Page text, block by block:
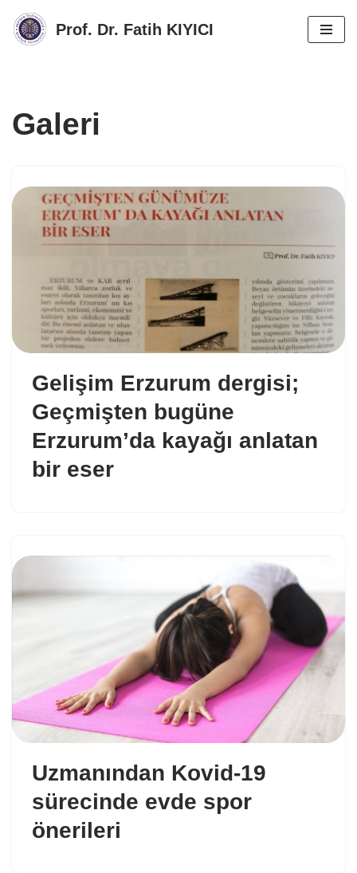
İçeriğe
Prof. Dr. Fatih KIYICI
Galeri
Gelişim Erzurum dergisi;
Geçmişten bugüne
Erzurum’da kayağı anlatan
bir eser
Uzmanından Kovid-19
sürecinde evde spor
önerileri